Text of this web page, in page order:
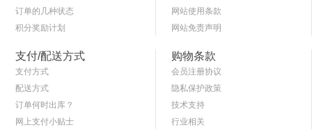
订单的几种状态
积分奖励计划
网站使用条款
网站免责声明
支付/配送方式
支付方式
配送方式
订单何时出库？
网上支付小贴士
购物条款
会员注册协议
隐私保护政策
技术支持
行业相关